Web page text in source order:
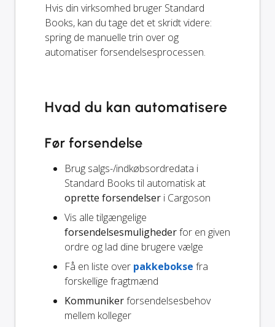
Hvis din virksomhed bruger Standard
Books, kan du tage det et skridt videre:
spring de manuelle trin over og
automatiser forsendelsesprocessen.
Hvad du kan automatisere
Før forsendelse
Brug salgs-/indkøbsordredata i
Standard Books til automatisk at
oprette forsendelser i Cargoson
Vis alle tilgængelige
forsendelsesmulighederfor en given
ordre og lad dine brugere vælge
Få en liste over pakkebokse fra
forskellige fragtmænd
Kommunikerforsendelsesbehov
mellem kolleger